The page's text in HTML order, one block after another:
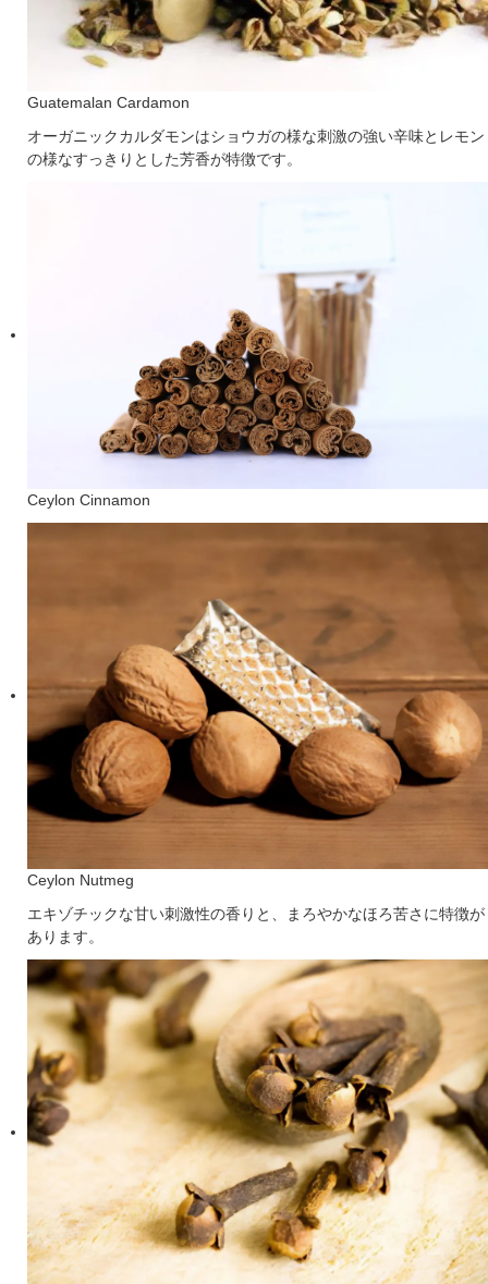
Guatemalan Cardamon
オーガニックカルダモンはショウガの様な刺激の強い辛味とレモン
の様なすっきりとした芳香が特徴です。
Ceylon Cinnamon
Ceylon Nutmeg
エキゾチックな甘い刺激性の香りと、まろやかなほろ苦さに特徴が
あります。